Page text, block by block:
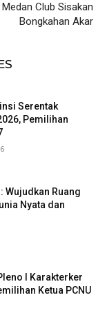
Medan Club Sisakan
Bongkahan Akar
Serentak
Pemilihan
Wujudkan Ruang
Nyata dan
I Karakterker
Ketua PCNU